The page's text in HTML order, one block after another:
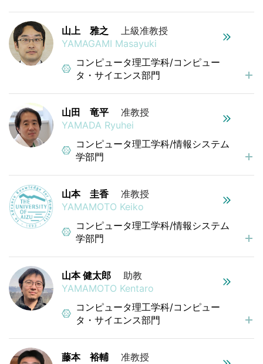
山上 雅之
上級准教授
YAMAGAMI Masayuki
コンピュータ理工学科/コンピュー
タ・サイエンス部門
山田 竜平
准教授
YAMADA Ryuhei
コンピュータ理工学科/情報システム
学部門
山本 圭香
准教授
YAMAMOTO Keiko
コンピュータ理工学科/情報システム
学部門
山本 健太郎
助教
YAMAMOTO Kentaro
コンピュータ理工学科/コンピュー
タ・サイエンス部門
藤本 裕輔
准教授